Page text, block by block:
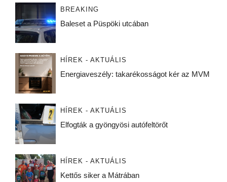
BREAKING
Baleset a Püspöki utcában
HÍREK - AKTUÁLIS
Energiaveszély: takarékosságot kér az MVM
HÍREK - AKTUÁLIS
Elfogták a gyöngyösi autófeltörőt
HÍREK - AKTUÁLIS
Kettős siker a Mátrában